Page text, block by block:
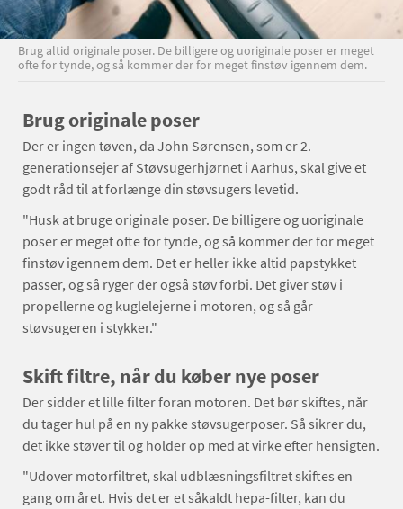
Brug altid originale poser. De billigere og uoriginale poser er meget
ofte for tynde, og så kommer der for meget finstøv igennem dem.
Brug originale poser
Der er ingen tøven, da John Sørensen, som er 2.
generationsejer af Støvsugerhjørnet i Aarhus, skal give et
godt råd til at forlænge din støvsugers levetid.
"Husk at bruge originale poser. De billigere og uoriginale
poser er meget ofte for tynde, og så kommer der for meget
finstøv igennem dem. Det er heller ikke altid papstykket
passer, og så ryger der også støv forbi. Det giver støv i
propellerne og kuglelejerne i motoren, og så går
støvsugeren i stykker."
Skift filtre, når du køber nye poser
Der sidder et lille filter foran motoren. Det bør skiftes, når
du tager hul på en ny pakke støvsugerposer. Så sikrer du,
det ikke støver til og holder op med at virke efter hensigten.
"Udover motorfiltret, skal udblæsningsfiltret skiftes en
gang om året. Hvis det er et såkaldt hepa-filter, kan du